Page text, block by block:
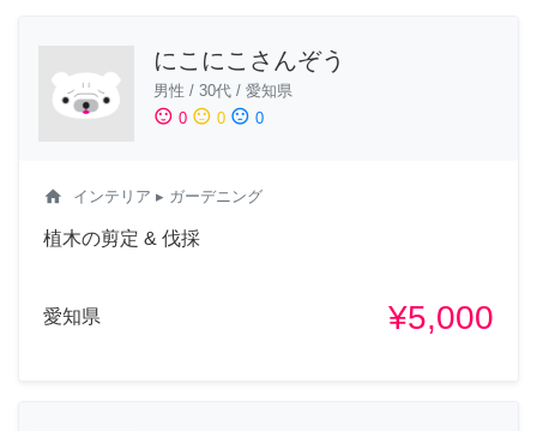
にこにこさんぞう
男性 / 30代 / 愛知県
sentiment_satisfied 0 sentiment_neutral 0 sentiment_dissatisfied 0
home インテリア ▸ ガーデニング
植木の剪定 & 伐採
愛知県 ¥5,000